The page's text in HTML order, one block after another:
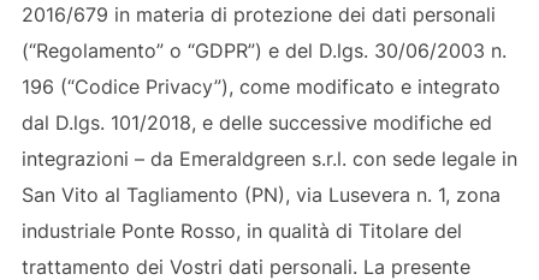
2016/679 in materia di protezione dei dati personali
(“Regolamento” o “GDPR”) e del D.lgs. 30/06/2003 n.
196 (“Codice Privacy”), come modificato e integrato
dal D.lgs. 101/2018, e delle successive modifiche ed
integrazioni – da Emeraldgreen s.r.l. con sede legale in
San Vito al Tagliamento (PN), via Lusevera n. 1, zona
industriale Ponte Rosso, in qualità di Titolare del
trattamento dei Vostri dati personali. La presente